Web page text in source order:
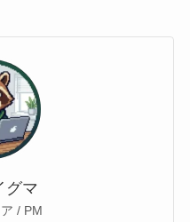
グマ
/ PM